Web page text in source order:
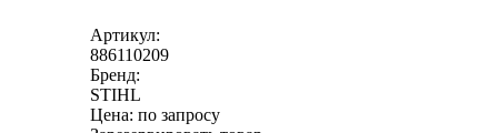
Артикул:
886110209
Бренд:
STIHL
Цена: по запросу